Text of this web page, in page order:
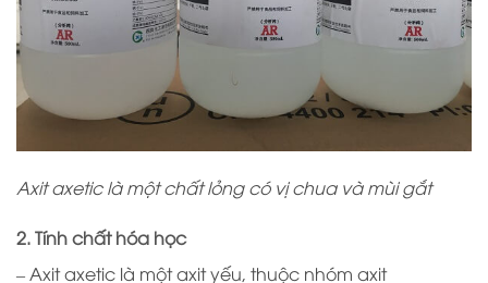
Axit axetic là một chất lỏng có vị chua và mùi gắt
2. Tính chất hóa học
– Axit axetic là một axit yếu, thuộc nhóm axit